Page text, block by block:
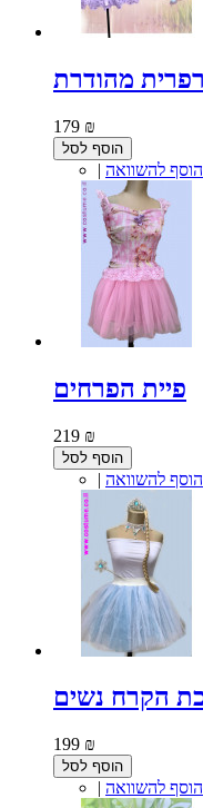
179 ₪
הוסף לסל
| הוסף להשוואה
פיית הפרחים
219 ₪
הוסף לסל
| הוסף להשוואה
199 ₪
הוסף לסל
| הוסף להשוואה